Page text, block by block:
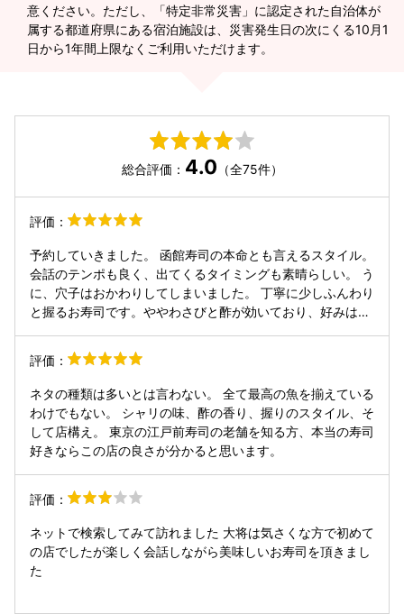
意ください。ただし、「特定非常災害」に認定された自治体が
属する都道府県にある宿泊施設は、災害発生日の次にくる10月1
日から1年間上限なくご利用いただけます。
総合評価： 4.0 （全75件）
評価：
予約していきました。 函館寿司の本命とも言えるスタイル。
会話のテンポも良く、出てくるタイミングも素晴らしい。 う
に、穴子はおかわりしてしまいました。 丁寧に少しふんわり
と握るお寿司です。ややわさびと酢が効いており、好みはあ
ていますが、しっかりと食べすぎました。 必ずまた来ます。
評価：
ネタの種類は多いとは言わない。 全て最高の魚を揃えている
わけでもない。 シャリの味、酢の香り、握りのスタイル、そ
して店構え。 東京の江戸前寿司の老舗を知る方、本当の寿司
好きならこの店の良さが分かると思います。
評価：
ネットで検索してみて訪れました 大将は気さくな方で初めて
の店でしたが楽しく会話しながら美味しいお寿司を頂きまし
た